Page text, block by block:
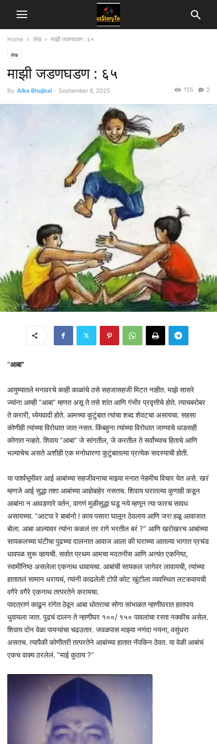
Home लेख माझी जडणघडण : ६५
लेख
माझी जडणघडण : ६५
By Alka Bhujbal - September 8, 2025 2
155
“आबा”
आयुष्यातले मनावरचे काही काळांचे ठसे सहजासहजी मिटत नाहीत. माझे सासरे
ज्यांना आम्ही “आबा” म्हणत असू ते तसे शांत आणि गंभीर प्रवृत्तीचे होते. त्याचबरोबर
ते करारी, ध्येयवादी होते. आमच्या कुटुंबात त्यांचा शब्द शेवटचा असायचा. सहसा
कोणीही त्यांच्या विरोधात जात नसत. किंबहुना त्यांच्या विरोधात जाण्याचे धाडसही
कोणात नव्हते. शिवाय “आबा” जे सांगतील, जे करतील ते सर्वांच्याच हिताचे आणि
भल्याचेच असते अशीही एक मनोधारणा कुटुंबातल्या प्रत्येक सदस्याची होती.
या पार्श्वभूमीवर आई आबांच्या सहजीवनाचा माझ्या मनात नेहमीच विचार येत असे. खरं
म्हणजे आई सुद्धा तशा आबांच्या आज्ञेबाहेर नसतच. शिवाय घरातल्या कुणाही कडून
आबांना न आवडणारे वर्तन, वागणं मुळीसुद्धा घडू नये म्हणून त्या फारच सावध
असायच्या. “आटपा रे बाबांनो ! काय पसारा घालून ठेवलाय आणि जरा हळू आवाजात
बोला. आबा आल्यावर त्यांना कळलं तर रागे भरतील बरं ?” आणि खरोखरच आबांच्या
सायकलच्या घंटीचा पुढच्या दालनात आवाज आला की घराच्या आतल्या भागात प्रचंड
धावपळ सुरू व्हायची. सर्वात प्रथम आमचा मदतनीस आणि अत्यंत एकनिष्ठ,
स्वामीनिष्ठ असलेला एकनाथ धावायचा. आबांची सायकल जागेवर लावायची, त्यांच्या
हातातलं सामान धरायचं, त्यांनी काढलेली टोपी कोट खुंटीला व्यवस्थित लटकवायची
वगैरे वगैरे एकनाथ तत्परतेने करायचा.
पादत्राणं काढून रांगेत ठेवून आबा धोतराचा सोगा सांभाळत न्हाणीघरात हातपाय
धुवायला जात. पुढचं दालन ते न्हाणीघर १००/ १५० पावलांचा रस्ता नक्कीच असेल.
शिवाय दोन वेळा पायऱ्यांचा चढउतार. जवळपास माझ्या नणंदा नयना, वसुंधरा
असतच. त्यापैकी कोणीतरी तत्परतेने आबांच्या हातात नॅपकिन ठेवत. या वेळी आबांचं
एकच वाक्य ठरलेलं. ”माई कुठाय ?”